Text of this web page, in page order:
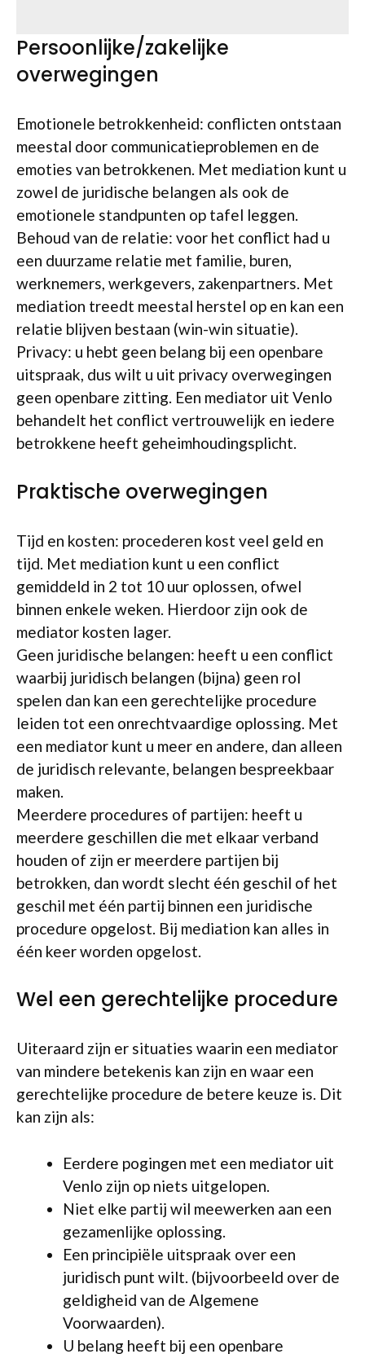
Persoonlijke/zakelijke
overwegingen
Emotionele betrokkenheid: conflicten ontstaan
meestal door communicatieproblemen en de
emoties van betrokkenen. Met mediation kunt u
zowel de juridische belangen als ook de
emotionele standpunten op tafel leggen.
Behoud van de relatie: voor het conflict had u
een duurzame relatie met familie, buren,
werknemers, werkgevers, zakenpartners. Met
mediation treedt meestal herstel op en kan een
relatie blijven bestaan (win-win situatie).
Privacy: u hebt geen belang bij een openbare
uitspraak, dus wilt u uit privacy overwegingen
geen openbare zitting. Een mediator uit Venlo
behandelt het conflict vertrouwelijk en iedere
betrokkene heeft geheimhoudingsplicht.
Praktische overwegingen
Tijd en kosten: procederen kost veel geld en
tijd. Met mediation kunt u een conflict
gemiddeld in 2 tot 10 uur oplossen, ofwel
binnen enkele weken. Hierdoor zijn ook de
mediator kosten lager.
Geen juridische belangen: heeft u een conflict
waarbij juridisch belangen (bijna) geen rol
spelen dan kan een gerechtelijke procedure
leiden tot een onrechtvaardige oplossing. Met
een mediator kunt u meer en andere, dan alleen
de juridisch relevante, belangen bespreekbaar
maken.
Meerdere procedures of partijen: heeft u
meerdere geschillen die met elkaar verband
houden of zijn er meerdere partijen bij
betrokken, dan wordt slecht één geschil of het
geschil met één partij binnen een juridische
procedure opgelost. Bij mediation kan alles in
één keer worden opgelost.
Wel een gerechtelijke procedure
Uiteraard zijn er situaties waarin een mediator
van mindere betekenis kan zijn en waar een
gerechtelijke procedure de betere keuze is. Dit
kan zijn als:
Eerdere pogingen met een mediator uit
Venlo zijn op niets uitgelopen.
Niet elke partij wil meewerken aan een
gezamenlijke oplossing.
Een principiële uitspraak over een
juridisch punt wilt. (bijvoorbeeld over de
geldigheid van de Algemene
Voorwaarden).
U belang heeft bij een openbare